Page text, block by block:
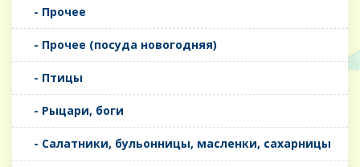
- Прочее
- Прочее (посуда новогодняя)
- Птицы
- Рыцари, боги
- Салатники, бульонницы, масленки, сахарницы